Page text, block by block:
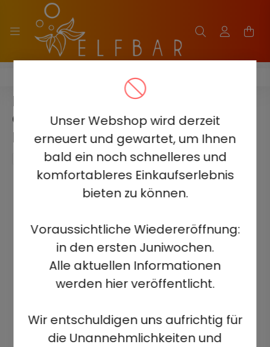
Unser Webshop wird derzeit
erneuert und gewartet, um Ihnen
bald ein noch schnelleres und
komfortableres Einkaufserlebnis
bieten zu können.
Voraussichtliche Wiedereröffnung:
in den ersten Juniwochen.
Alle aktuellen Informationen
werden hier veröffentlicht.
Wir entschuldigen uns aufrichtig für
die Unannehmlichkeiten und
ELF BAR BC40000 PRO
ELF BAR BC40000 PRO -
GRANNY CHERRY 5% -
RECHARGEABLE